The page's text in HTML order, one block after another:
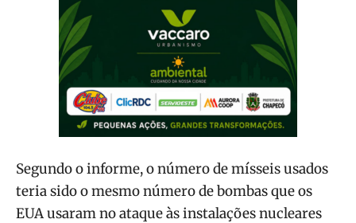
Segundo o informe, o número de mísseis usados
teria sido o mesmo número de bombas que os
EUA usaram no ataque às instalações nucleares